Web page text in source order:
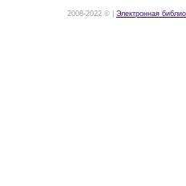
2008-2022 © | Электронная